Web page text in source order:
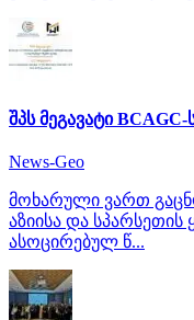
შპს მეგავატი
News-Geo
მოხარული ვართ
აზიისა და სპარსეთის
ასოცირებულ წ...